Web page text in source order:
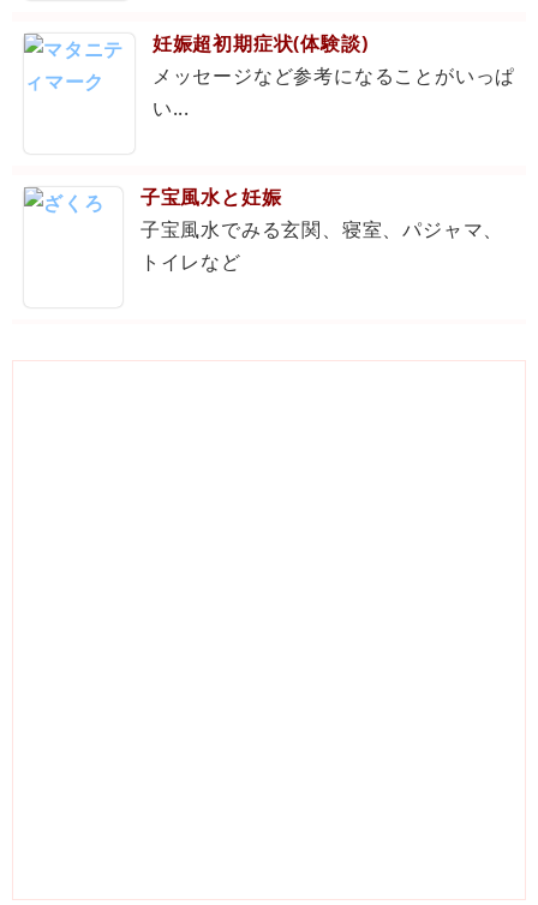
妊娠超初期症状(体験談)
メッセージなど参考になることがいっぱ
い...
子宝風水と妊娠
子宝風水でみる玄関、寝室、パジャマ、
トイレなど